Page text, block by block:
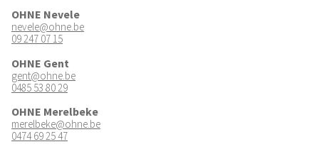
OHNE Nevele
nevele@ohne.be
09 247 07 15
OHNE Gent
gent@ohne.be
0485 53 80 29
OHNE Merelbeke
merelbeke@ohne.be
0474 69 25 47